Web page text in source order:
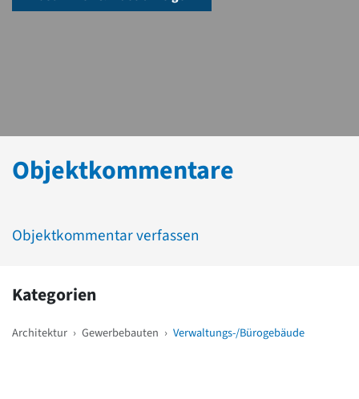
Objektkommentare
Objektkommentar verfassen
Kategorien
Architektur › Gewerbebauten › Verwaltungs-/Bürogebäude